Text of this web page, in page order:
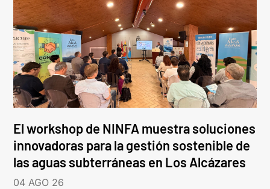
El workshop de NINFA muestra soluciones
innovadoras para la gestión sostenible de
las aguas subterráneas en Los Alcázares
04 AGO 26